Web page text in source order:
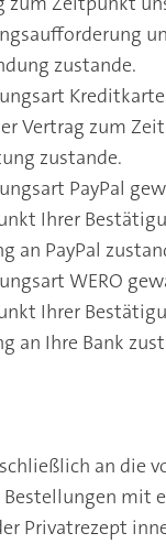
zustande.
Vertrag zum
zustande.
PayPal
Ihrer
an PayPal
WERO
Ihrer
an Ihre Bank
an die
Bestellungen mit
Privatrezept